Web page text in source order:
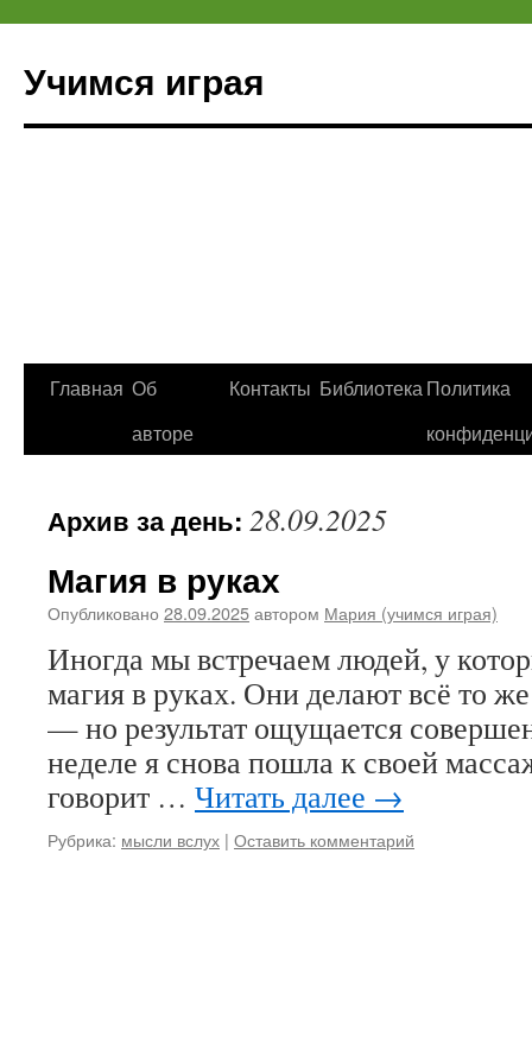
Учимся играя
Перейти
Главная Об
авторе
Контакты Библиотека Политика
Архив за день: 28.09.2025
Магия в руках
Опубликовано 28.09.2025автором Мария (учимся играя)
Иногда мы встречаем людей, у
магия в руках. Они делают всё то
— но результат ощущается
неделе я снова пошла к своей
говорит … Читать далее →
Рубрика: мысли вслух | Оставить комментарий